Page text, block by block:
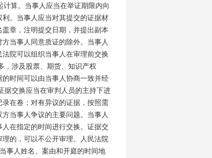
算。当事人应当在举证期限内向
。当事人应当对其提交的证据材
章，注明提交日期，并提出副本
当事人同意质证的除外。当事人
院可以组织当事人在审理前交换
，涉及股票、期货、知识产权
时间可以由当事人协商一致并经
据交换应当在审判人员的主持下进
在卷；对有异议的证据，按照需
当事人争议的主要问题。当事人
在指定的时间进行交换。证据交
的，可以不公开审理。人民法院
事人姓名、案由和开庭的时间地